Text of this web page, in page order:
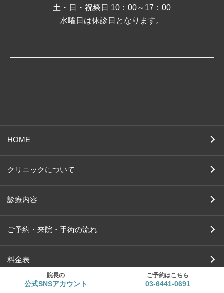
土・日・祝祭日 10：00～17：00
水曜日は休診日となります。
HOME
クリニックについて
診療内容
ご予約・来院・手術の流れ
料金表
よくある質問
院長の
公式SNSアカウント
ご予約はこちら
03-6441-0691